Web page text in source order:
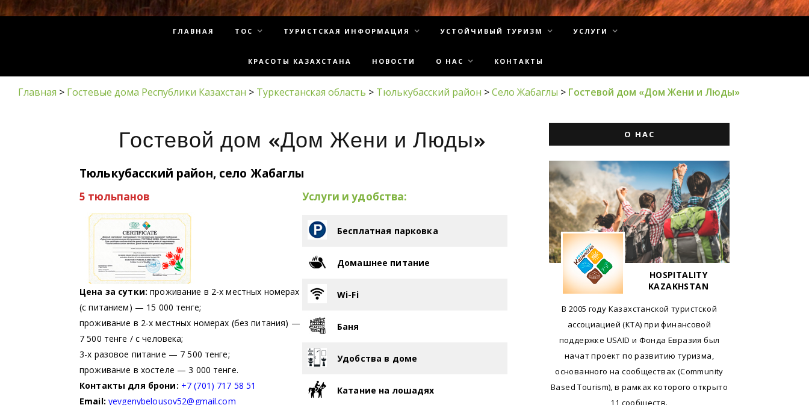
ГЛАВНАЯ ТОС ТУРИСТСКАЯ ИНФОРМАЦИЯ УСТОЙЧИВЫЙ ТУРИЗМ УСЛУГИ
КРАСОТЫ КАЗАХСТАНА НОВОСТИ О НАС КОНТАКТЫ
Главная > Гостевые дома Республики Казахстан > Туркестанская область > Тюлькубасский район >Село Жабаглы > Гостевой дом «Дом Жени и Люды»
Гостевой дом «Дом Жени и Люды»
Тюлькубасский район, село Жабаглы
5 тюльпанов
Цена за сутки: проживание в 2-х местных номерах
(с питанием) — 15 000 тенге;
проживание в 2-х местных номерах (без питания) —
7 500 тенге / с человека;
3-х разовое питание — 7 500 тенге;
проживание в хостеле — 3 000 тенге.
Контакты для брони: +7 (701) 717 58 51
Email: yevgenybelousov52@gmail.com
Услуги и удобства:
Бесплатная парковка
Домашнее питание
Wi-Fi
Баня
Удобства в доме
Катание на лошадях
О НАС
HOSPITALITY
KAZAKHSTAN
В 2005 году Казахстанской туристской
ассоциацией (КТА) при финансовой
поддержке USAID и Фонда Евразия был
начат проект по развитию туризма,
основанного на сообществах (Community
Based Tourism), в рамках которого открыто
11 сообществ.